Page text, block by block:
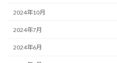
2024年10月
2024年7月
2024年6月